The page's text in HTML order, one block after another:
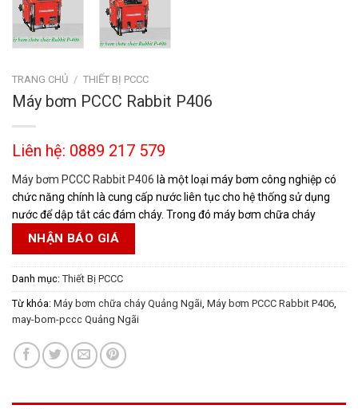
TRANG CHỦ / THIẾT BỊ PCCC
Máy bơm PCCC Rabbit P406
Liên hệ: 0889 217 579
Máy bơm PCCC Rabbit P406 là một loại máy bơm công nghiệp có
chức năng chính là cung cấp nước liên tục cho hệ thống sử dụng
nước để dập tắt các đám cháy. Trong đó máy bơm chữa cháy
NHẬN BÁO GIÁ
Danh mục: Thiết Bị PCCC
Từ khóa: Máy bơm chữa cháy Quảng Ngãi, Máy bơm PCCC Rabbit P406,
may-bom-pccc Quảng Ngãi